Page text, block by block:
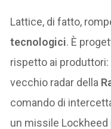
Lattice, di fatto,
tecnologici. È
rispetto ai
vecchio radar della
comando di
un missile